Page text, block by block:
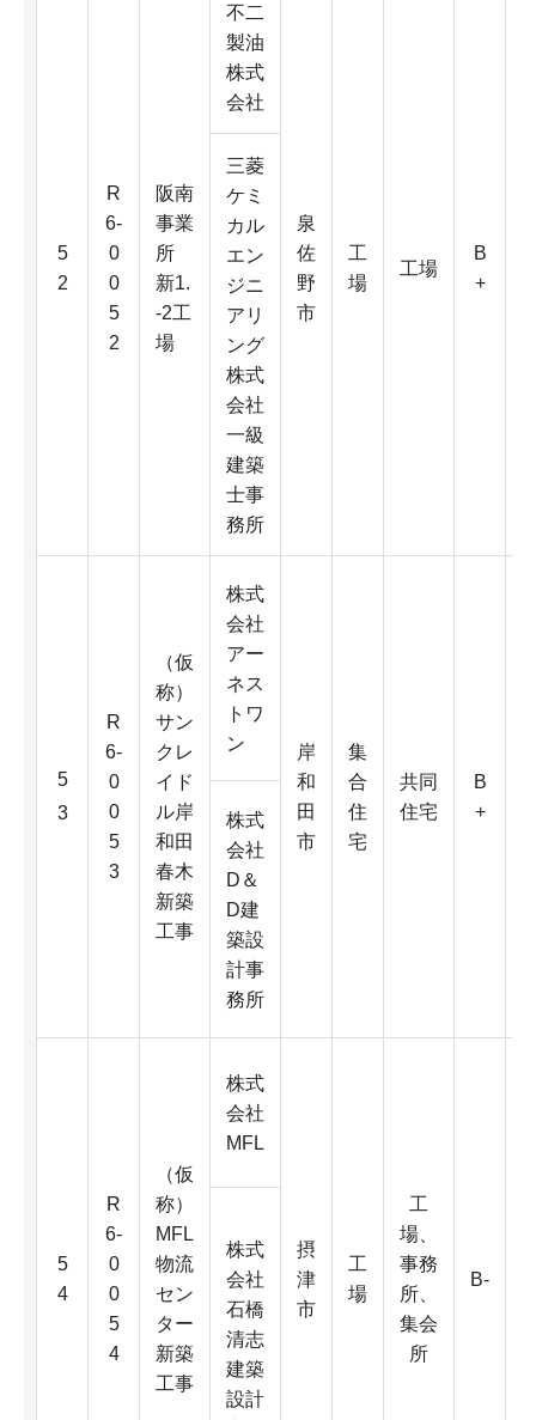
5
2
R
6-
0
0
5
2
阪南
事業
所
新1.
-2工
場
不二
製油
株式
会社
泉
佐
野
市
工
場
工場
B
+
三菱
ケミ
カル
エン
ジニ
アリ
ング
株式
会社
一級
建築
士事
務所
5
3
R
6-
0
0
5
3
（仮
称）
サン
クレ
イド
ル岸
和田
春木
新築
工事
株式
会社
アー
ネス
トワ
ン
岸
和
田
市
集
合
住
宅
共同
住宅
B
+
株式
会社
D＆
D建
築設
計事
務所
5
4
R
6-
0
0
5
4
（仮
称）
MFL
物流
セン
ター
新築
工事
株式
会社
MFL
摂
津
市
工
場
工
場、
事務
所、
集会
所
B-
株式
会社
石橋
清志
建築
設計